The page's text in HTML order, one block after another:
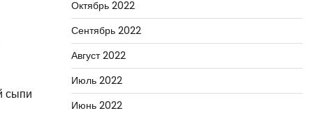
сыпи
Октябрь 2022
Сентябрь 2022
Август 2022
Июль 2022
Июнь 2022